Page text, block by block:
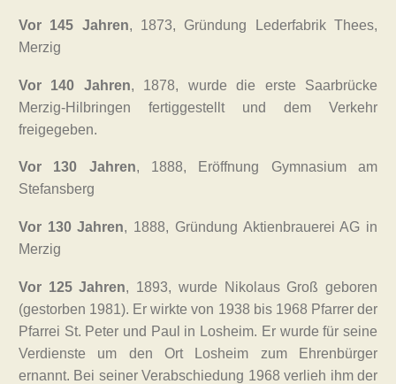
Vor 145 Jahren, 1873, Gründung Lederfabrik Thees,
Merzig
Vor 140 Jahren, 1878, wurde die erste Saarbrücke
Merzig-Hilbringen fertiggestellt und dem Verkehr
freigegeben.
Vor 130 Jahren, 1888, Eröffnung Gymnasium am
Stefansberg
Vor 130 Jahren, 1888, Gründung Aktienbrauerei AG in
Merzig
Vor 125 Jahren, 1893, wurde Nikolaus Groß geboren
(gestorben 1981). Er wirkte von 1938 bis 1968 Pfarrer der
Pfarrei St. Peter und Paul in Losheim. Er wurde für seine
Verdienste um den Ort Losheim zum Ehrenbürger
ernannt. Bei seiner Verabschiedung 1968 verlieh ihm der